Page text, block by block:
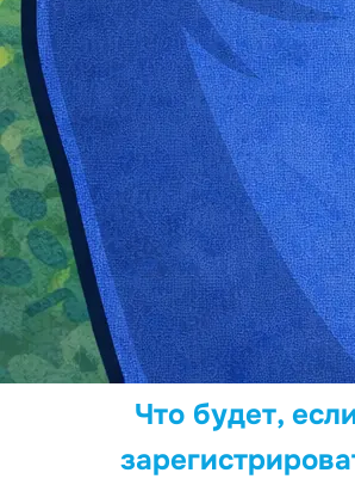
Что будет,